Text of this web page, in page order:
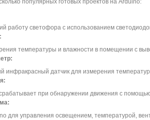
популярных готовых проектов на Arduino:
работу светофора с использованием
температуры и влажности в помещении с
инфракрасный датчик для измерения
при обнаружении движения с
для управления освещением, температурой,